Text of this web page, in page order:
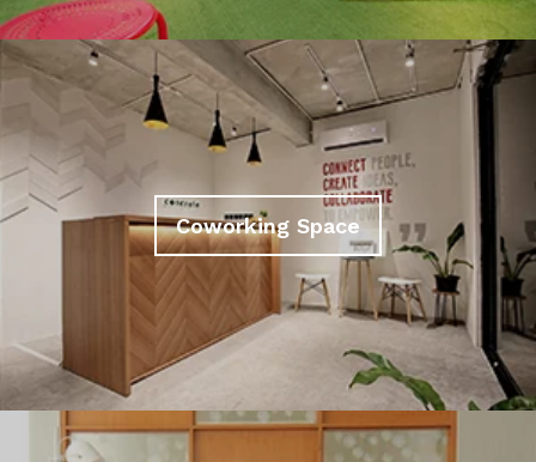
Coworking Space